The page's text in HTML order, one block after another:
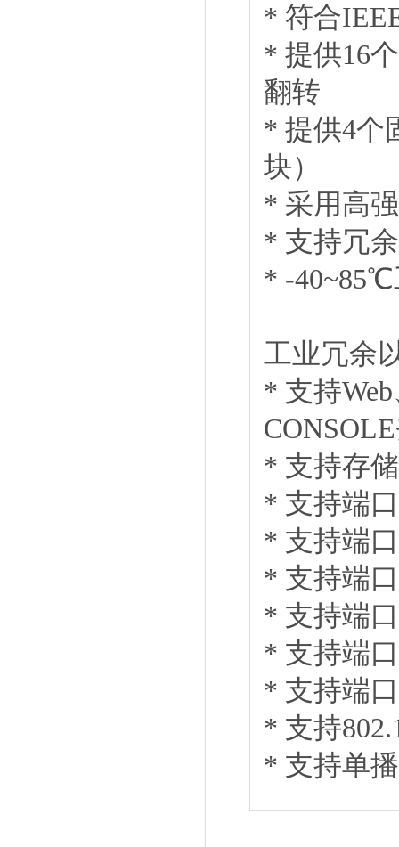
* 符合
* 提供16
翻转
* 提供4个
块）
* 采用高
* 支持冗
* -
工业冗余
* 支持
* 支持存
* 支持端
* 支持端
* 支持端
* 支持端
* 支持端
* 支持端
* 支持
* 支持单